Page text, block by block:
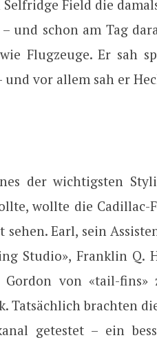
Field die
und schon am Tag
Flugzeuge. Er sah
vor allem sah er
der wichtigsten
wollte die
sehen. Earl, sein
Studio», Franklin Q.
von «tail-fins»
Tatsächlich brachten
getestet – ein